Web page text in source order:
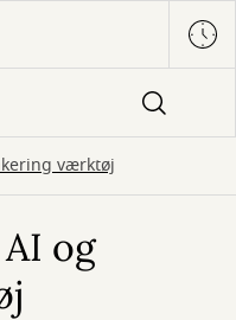
værktøj
og